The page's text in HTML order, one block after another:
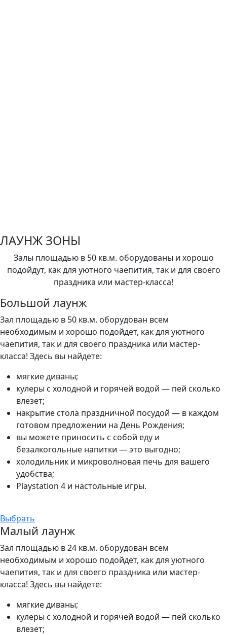
ЛАУНЖ ЗОНЫ
Залы площадью в 50 кв.м. оборудованы и хорошо
подойдут, как для уютного чаепития, так и для своего
праздника или мастер-класса!
Большой лаунж
Зал площадью в 50 кв.м. оборудован всем
необходимым и хорошо подойдет, как для уютного
чаепития, так и для своего праздника или мастер-
класса! Здесь вы найдете:
мягкие диваны;
кулеры с холодной и горячей водой — пей сколько
влезет;
накрытие стола праздничной посудой — в каждом
готовом предложении на День Рождения;
вы можете приносить с собой еду и
безалкогольные напитки — это выгодно;
холодильник и микроволновая печь для вашего
удобства;
Playstation 4 и настольные игры.
Выбрать
Малый лаунж
Зал площадью в 24 кв.м. оборудован всем
необходимым и хорошо подойдет, как для уютного
чаепития, так и для своего праздника или мастер-
класса! Здесь вы найдете:
мягкие диваны;
кулеры с холодной и горячей водой — пей сколько
влезет;